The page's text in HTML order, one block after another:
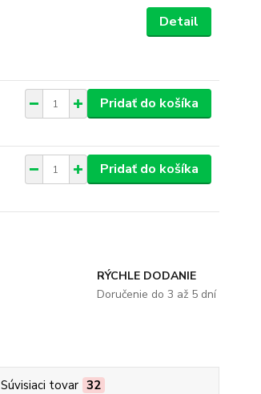
Detail
Pridať do košíka
Pridať do košíka
RÝCHLE DODANIE
Doručenie do 3 až 5 dní
Súvisiaci tovar 32